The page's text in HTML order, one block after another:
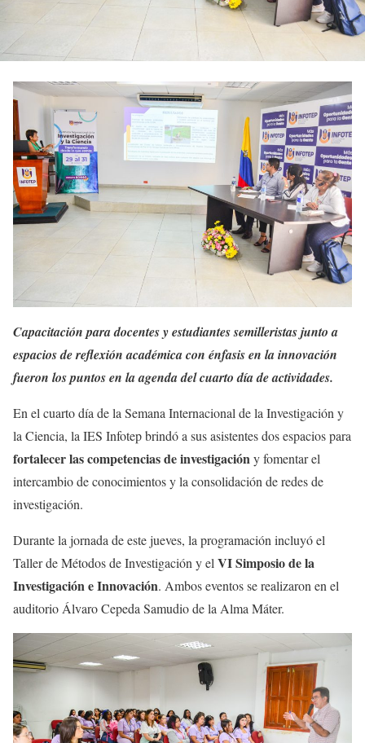
Capacitación para docentes y estudiantes semilleristas junto a
espacios de reflexión académica con énfasis en la innovación
fueron los puntos en la agenda del cuarto día de actividades.
En el cuarto día de la Semana Internacional de la Investigación y
la Ciencia, la IES Infotep brindó a sus asistentes dos espacios para
fortalecer las competencias de investigación y fomentar el
intercambio de conocimientos y la consolidación de redes de
investigación.
Durante la jornada de este jueves, la programación incluyó el
Taller de Métodos de Investigación y el VI Simposio de la
Investigación e Innovación. Ambos eventos se realizaron en el
auditorio Álvaro Cepeda Samudio de la Alma Máter.